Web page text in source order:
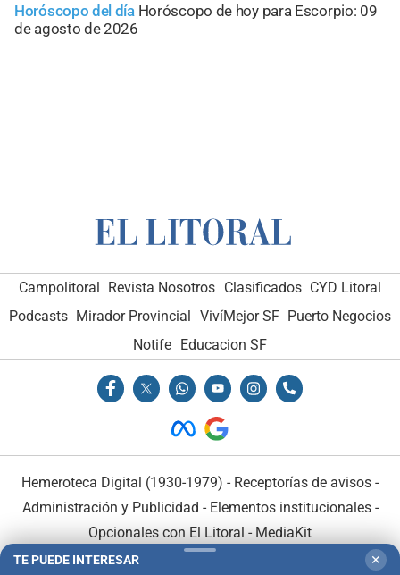
Horóscopo del día Horóscopo de hoy para Escorpio: 09
de agosto de 2026
Campolitoral Revista Nosotros Clasificados CYD Litoral
Podcasts Mirador Provincial VivíMejor SF Puerto Negocios
Notife
Educacion SF
Hemeroteca Digital (1930-1979) - Receptorías de avisos -
Administración y Publicidad - Elementos institucionales-
Opcionales con El Litoral - MediaKit
TE PUEDE INTERESAR ✕